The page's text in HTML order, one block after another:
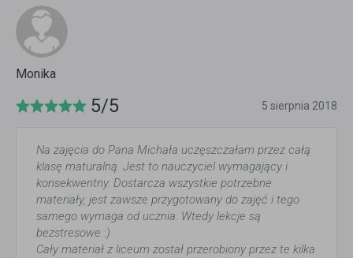
Monika
5/5 5 sierpnia 2018
Na zajęcia do Pana Michała uczęszczałam przez całą
klasę maturalną. Jest to nauczyciel wymagający i
konsekwentny. Dostarcza wszystkie potrzebne
materiały, jest zawsze przygotowany do zajęć i tego
samego wymaga od ucznia. Wtedy lekcje są
bezstresowe :)
Cały materiał z liceum został przerobiony przez te kilka